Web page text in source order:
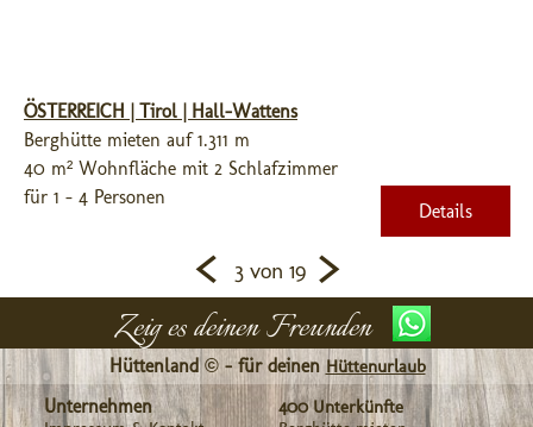
ÖSTERREICH | Tirol | Hall-Wattens
Berghütte mieten auf 1.311 m
40 m² Wohnfläche mit 2 Schlafzimmer
für 1 - 4 Personen
Details
< 3 von 19 >
Zeig es deinen Freunden
Hüttenland © - für deinen Hüttenurlaub
Unternehmen
400 Unterkünfte